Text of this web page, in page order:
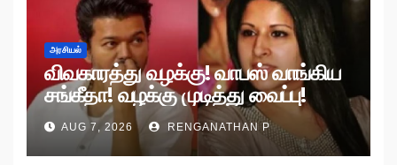
அரசியல்
விவகாரத்து வழக்கு! வாபஸ் வாங்கிய
சங்கீதா! வழக்கு முடித்து வைப்பு!
AUG 7, 2026 RENGANATHAN P